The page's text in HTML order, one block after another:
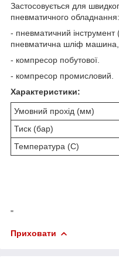
Застосовується для
пневматичного обладнання:
- пневматичний
пневматична шліф машина,
- компресор побутової.
- компресор промисловий.
Характеристики:
Умовний прохід (мм)
Тиск (бар)
Температура (С)
"
Приховати